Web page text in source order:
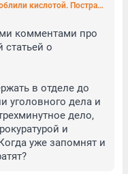
В центре Петербурга пару влюблённых облили кислотой. Пострадавшую девушку ввели в медикаментозный сон
комментами про
статьей о
в отделе до
уголовного дела и
дело,
и
уже запомнят и